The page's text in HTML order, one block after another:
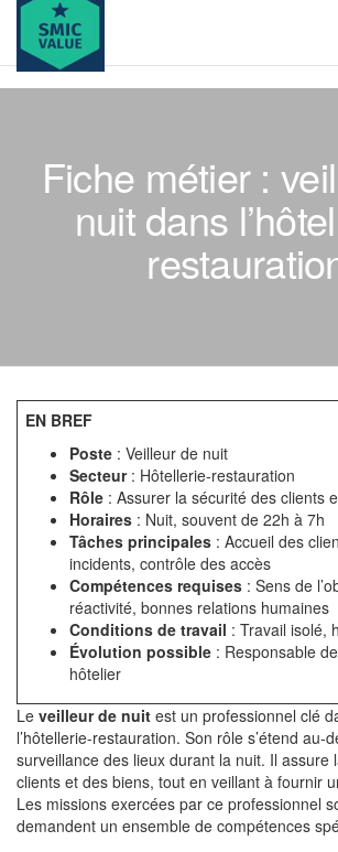
Skip
the
content
value
Fiche métier :
nuit dans
EN BREF
Poste : Veilleur de nuit
Secteur: Hôtellerie-restauration
Rôle : Assurer la sécurité des clients
Horaires : Nuit, souvent de 22h à 7h
Tâches principales : Accueil des
incidents, contrôle des accès
Compétences requises : Sens de
réactivité, bonnes relations humaines
Conditions de travail : Travail isolé,
Évolution possible : Responsable
hôtelier
Le veilleur de nuit est un professionnel clé
l’hôtellerie-restauration. Son rôle s’étend au-
surveillance des lieux durant la nuit. Il assure
clients et des biens, tout en veillant à fournir
Les missions exercées par ce professionnel
demandent un ensemble de compétences